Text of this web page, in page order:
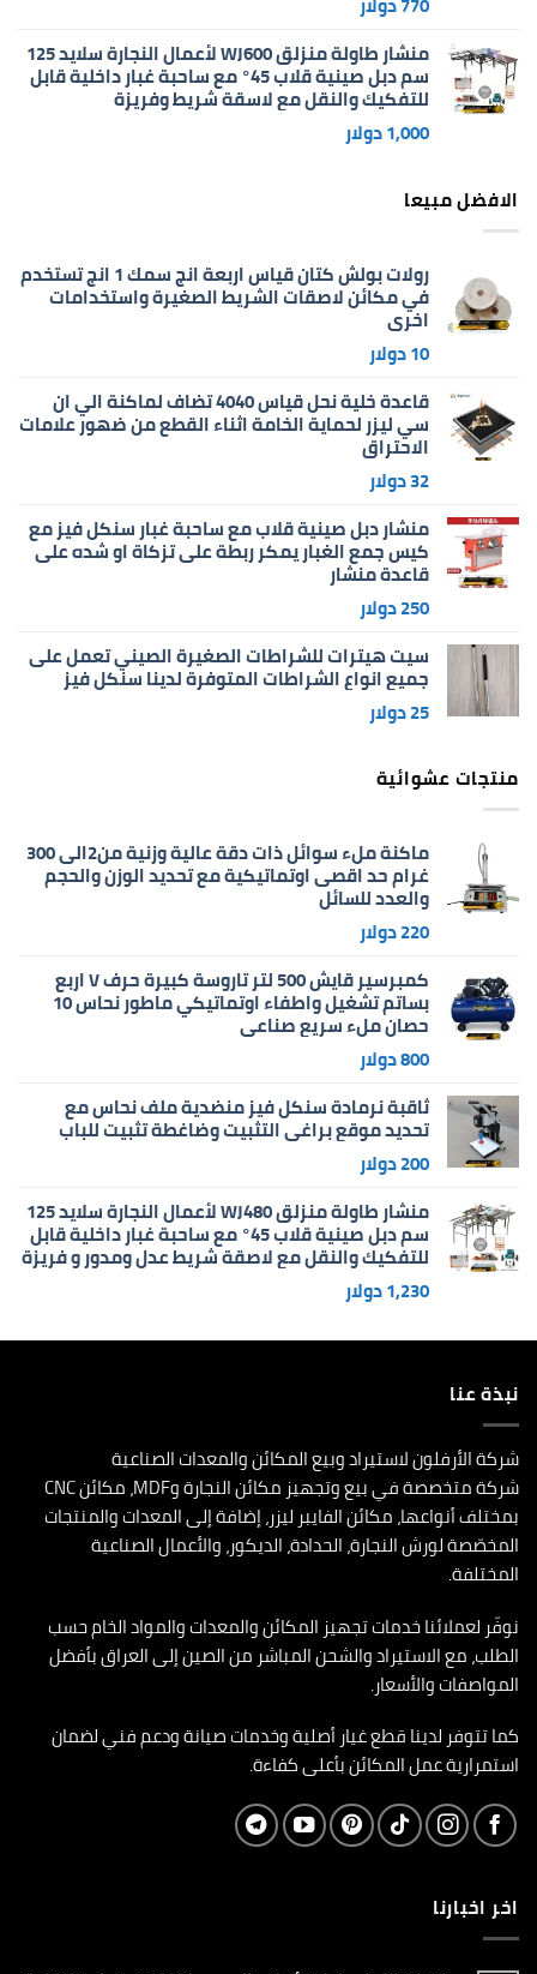
منشار طاولة منزلق WJ600 لأعمال النجارة سلايد 125
سم دبل صينية قلاب 45° مع ساحبة غبار داخلية قابل
للتفكيك والنقل مع لاسقة شريط وفريزة
1,000دولار
الافضل مبيعا
رولات بولش كتان قياس اربعة انج سمك 1 انج تستخدم
في مكائن لاصقات الشريط الصغيرة واستخدامات
اخرى
10دولار
قاعدة خلية نحل قياس 4040 تضاف لماكنة الي ان
سي ليزر لحماية الخامة اثناء القطع من ضهور علامات
الاحتراق
32دولار
منشار دبل صينية قلاب مع ساحبة غبار سنكل فيز مع
كيس جمع الغبار يمكر ربطة على تزكاة او شده على
قاعدة منشار
250دولار
سيت هيترات للشراطات الصغيرة الصيني تعمل على
جميع انواع الشراطات المتوفرة لدينا سنكل فيز
25دولار
منتجات عشوائية
ماكنة ملء سوائل ذات دقة عالية وزنية من2الى 300
غرام حد اقصى اوتماتيكية مع تحديد الوزن والحجم
والعدد للسائل
220دولار
كمبرسير قايش 500 لتر تاروسة كبيرة حرف V اربع
بساتم تشغيل واطفاء اوتماتيكي ماطور نحاس 10
حصان ملء سريع صناعي
800دولار
ثاقبة نرمادة سنكل فيز منضدية ملف نحاس مع
تحديد موقع براغي التثبيت وضاغطة تثبيت للباب
200دولار
منشار طاولة منزلق WJ480 لأعمال النجارة سلايد 125
سم دبل صينية قلاب 45° مع ساحبة غبار داخلية قابل
للتفكيك والنقل مع لاصقة شريط عدل ومدور و فريزة
1,230دولار
نبذة عنا
شركة الأرفلون لاستيراد وبيع المكائن والمعدات الصناعية
شركة متخصصة في بيع وتجهيز مكائن النجارة وMDF، مكائن CNC
بمختلف أنواعها، مكائن الفايبر ليزر، إضافة إلى المعدات والمنتجات
المخصّصة لورش النجارة، الحدادة، الديكور، والأعمال الصناعية
المختلفة.
نوفّر لعملائنا خدمات تجهيز المكائن والمعدات والمواد الخام حسب
الطلب، مع الاستيراد والشحن المباشر من الصين إلى العراق بأفضل
المواصفات والأسعار.
كما تتوفر لدينا قطع غيار أصلية وخدمات صيانة ودعم فني لضمان
استمرارية عمل المكائن بأعلى كفاءة.
اخر اخبارنا